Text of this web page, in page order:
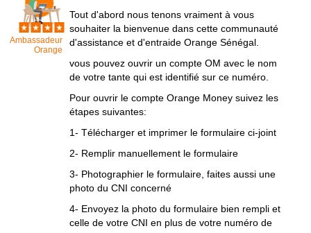
Ambassadeur
Orange
Tout d'abord nous tenons vraiment à vous
souhaiter la bienvenue dans cette communauté
d'assistance et d'entraide Orange Sénégal.
vous pouvez ouvrir un compte OM avec le nom
de votre tante qui est identifié sur ce numéro.
Pour ouvrir le compte Orange Money suivez les
étapes suivantes:
1- Télécharger et imprimer le formulaire ci-joint
2- Remplir manuellement le formulaire
3- Photographier le formulaire, faites aussi une
photo du CNI concerné
4- Envoyez la photo du formulaire bien rempli et
celle de votre CNI en plus de votre numéro de